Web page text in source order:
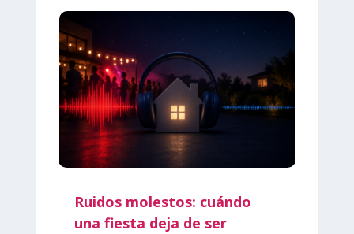
Ruidos molestos: cuándo
una fiesta deja de ser